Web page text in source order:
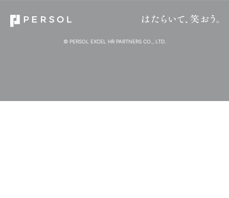
© PERSOL EXCEL HR PARTNERS CO., LTD.